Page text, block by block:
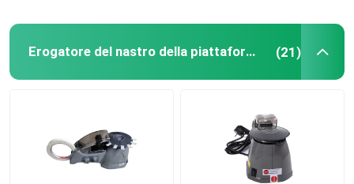
Erogatore del nastro della piattaforma girevole (21)